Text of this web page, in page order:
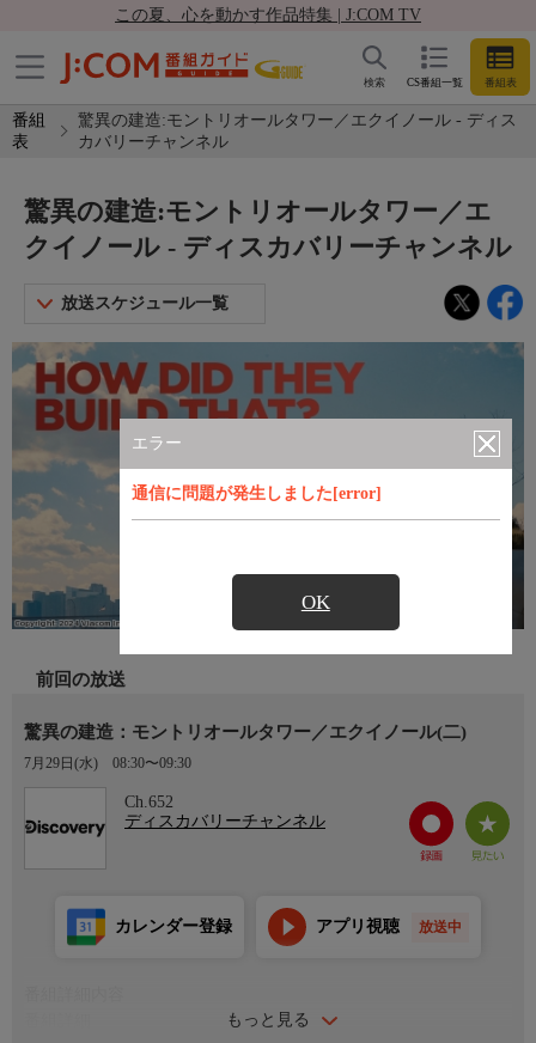
この夏、心を動かす作品特集 | J:COM TV
CS番組一覧 番組表
検索
番組
表
驚異の建造:モントリオールタワー／エクイノール - ディス
カバリーチャンネル
エラー
通信に問題が発生しました[error]
OK
驚異の建造:モントリオールタワー／エ
クイノール - ディスカバリーチャンネル
放送スケジュール一覧
前回の放送
驚異の建造：モントリオールタワー／エクイノール(二)
7月29日(水) 08:30〜09:30
Ch.652
ディスカバリーチャンネル
もっと見る
カレンダー登録 アプリ視聴 放送中